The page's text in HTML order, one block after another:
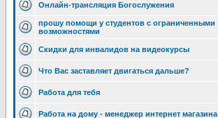
Онлайн-трансляция Богослужения
прошу помощи y студентов с ограниченными
возможностями
Скидки для инвалидов на видеокурсы
Что Вас заставляет двигаться дальше?
Работа для тебя
Работа на дому - менеджер интернет магазина